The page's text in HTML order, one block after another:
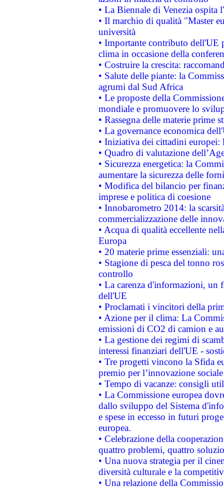
• La Biennale di Venezia ospita
• Il marchio di qualità "Master
università
• Importante contributo dell'UE
clima in occasione della
• Costruire la crescita:
• Salute delle piante: la
agrumi dal Sud Africa
• Le proposte della
mondiale e promuovere lo
• Rassegna delle materie prime
• La governance economica
• Iniziativa dei cittadini
• Quadro di valutazione
• Sicurezza energetica: la
aumentare la sicurezza delle
• Modifica del bilancio per
imprese e politica di coesione
• Innobarometro 2014: la
commercializzazione delle
• Acqua di qualità eccellente
Europa
• 20 materie prime essenziali:
• Stagione di pesca del tonno
controllo
• La carenza d'informazioni, un
dell'UE
• Proclamati i vincitori della
• Azione per il clima: La
emissioni di CO2 di camion e
• La gestione dei regimi di
interessi finanziari dell'UE -
• Tre progetti vincono la Sfida
premio per l’innovazione sociale
• Tempo di vacanze: consigli
• La Commissione europea
dallo sviluppo del Sistema
e spese in eccesso in futuri
europea.
• Celebrazione della
quattro problemi, quattro
• Una nuova strategia per il
diversità culturale e la
• Una relazione della